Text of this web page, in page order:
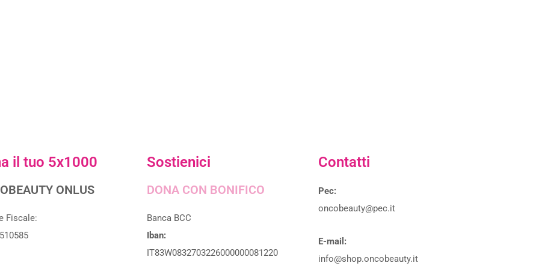
il tuo 5x1000
ONLUS
Fiscale:
Sostienici
DONA CON BONIFICO
Banca BCC
Iban:
IT83W0832703226000000081220
Contatti
Pec:
oncobeauty@pec.it
E-mail:
info@shop.oncobeauty.it